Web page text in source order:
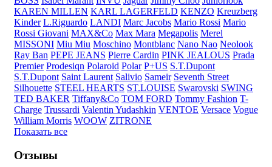
KAREN MILLEN KARL LAGERFELD KENZO Kreuzberg
Kinder L.Riguardo LANDI Marc Jacobs Mario Rossi Mario
Rossi Giovani MAX&Co Max Mara Megapolis Merel
MISSONI Miu Miu Moschino Montblanc Nano Nao Neolook
Ray Ban PEPE JEANS Pierre Cardin PINK JEALOUS Prada
Premier Prodesiqn Polaroid Polar P+US S.T.Dupont
S.T.Dupont Saint Laurent Salivio Sameir Seventh Street
Silhouette STEEL HEARTS ST.LOUISE Swarovski SWING
TED BAKER Tiffany&Co TOM FORD Tommy Fashion T-
Charge Trussardi Valentin Yudashkin VENTOE Versace Vogue
William Morris WOOW ZITRONE
Показать все
Отзывы